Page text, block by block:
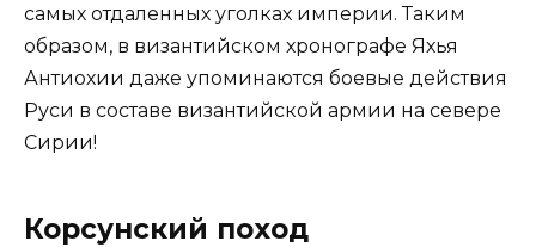
самых отдаленных уголках империи. Таким
образом, в византийском хронографе Яхья
Антиохии даже упоминаются боевые действия
Руси в составе византийской армии на севере
Сирии!
Корсунский поход